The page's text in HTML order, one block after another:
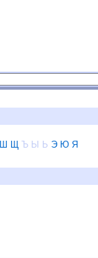
Ш Щ Ъ Ы Ь Э Ю Я